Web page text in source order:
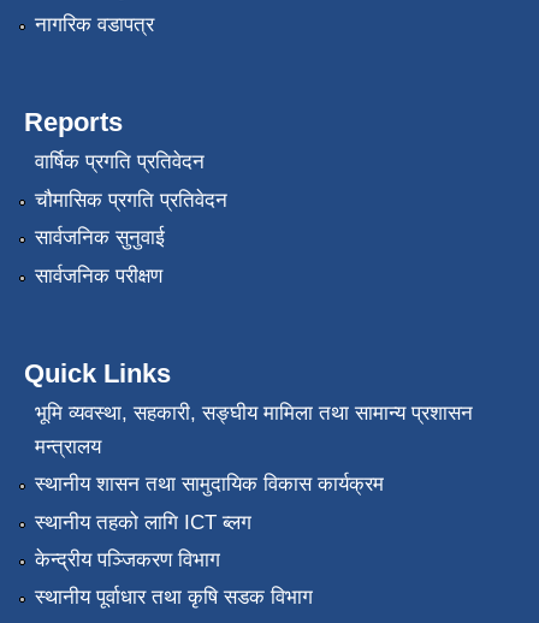
नागरिक वडापत्र
Reports
वार्षिक प्रगति प्रतिवेदन
चौमासिक प्रगति प्रतिवेदन
सार्वजनिक सुनुवाई
सार्वजनिक परीक्षण
Quick Links
भूमि व्यवस्था, सहकारी, सङ्‍घीय मामिला तथा सामान्य प्रशासन
मन्त्रालय
स्थानीय शासन तथा सामुदायिक विकास कार्यक्रम
स्थानीय तहको लागि ICT ब्लग
केन्द्रीय पञ्जिकरण विभाग
स्थानीय पूर्वाधार तथा कृषि सडक विभाग